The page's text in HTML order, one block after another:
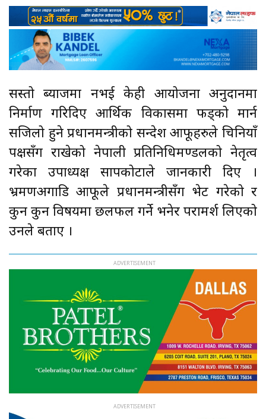
सस्तो ब्याजमा नभई केही आयोजना अनुदानमा
निर्माण गरिदिए आर्थिक विकासमा फड्को मार्न
सजिलो हुने प्रधानमन्त्रीको सन्देश आफूहरुले चिनियाँ
पक्षसँग राखेको नेपाली प्रतिनिधिमण्डलको नेतृत्व
गरेका उपाध्यक्ष सापकोटाले जानकारी दिए ।
भ्रमणअगाडि आफूले प्रधानमन्त्रीसँग भेट गरेको र
कुन कुन विषयमा छलफल गर्ने भनेर परामर्श लिएको
उनले बताए ।